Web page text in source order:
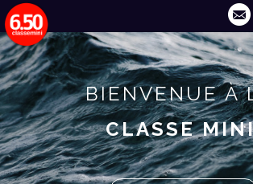
BIENVENUE À
CLASSE